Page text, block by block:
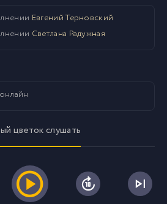
Евгений Терновский
Светлана Радужная
цветок слушать